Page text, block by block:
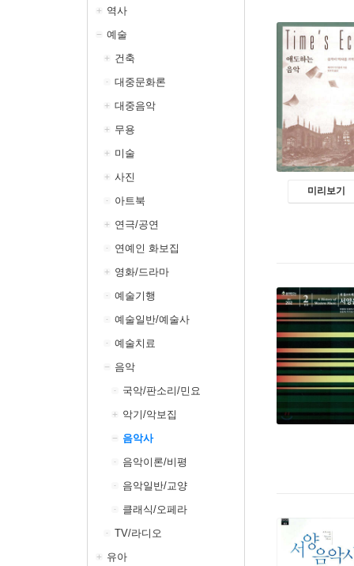
역사
예술
건축
대중문화론
대중음악
무용
미술
사진
아트북
연극/공연
연예인 화보집
영화/드라마
예술기행
예술일반/예술사
예술치료
음악
국악/판소리/민요
악기/악보집
음악사
음악이론/비평
음악일반/교양
클래식/오페라
TV/라디오
유아
미리보기